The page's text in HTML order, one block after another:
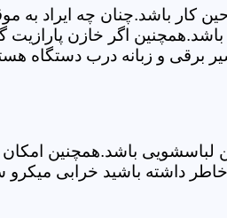
کار باشد.چنان چه ایراد
اگر خازن
و زبانه درب دستگاه
باشد.همچنین امکان
داشته باشید خرابی